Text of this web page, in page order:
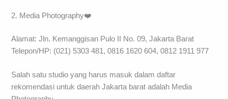
2. Media Photography❤️
Alamat: Jln. Kemanggisan Pulo II No. 09, Jakarta Barat
Telepon/HP: (021) 5303 481, 0816 1620 604, 0812 1911 977
Salah satu studio yang harus masuk dalam daftar
rekomendasi untuk daerah Jakarta barat adalah Media